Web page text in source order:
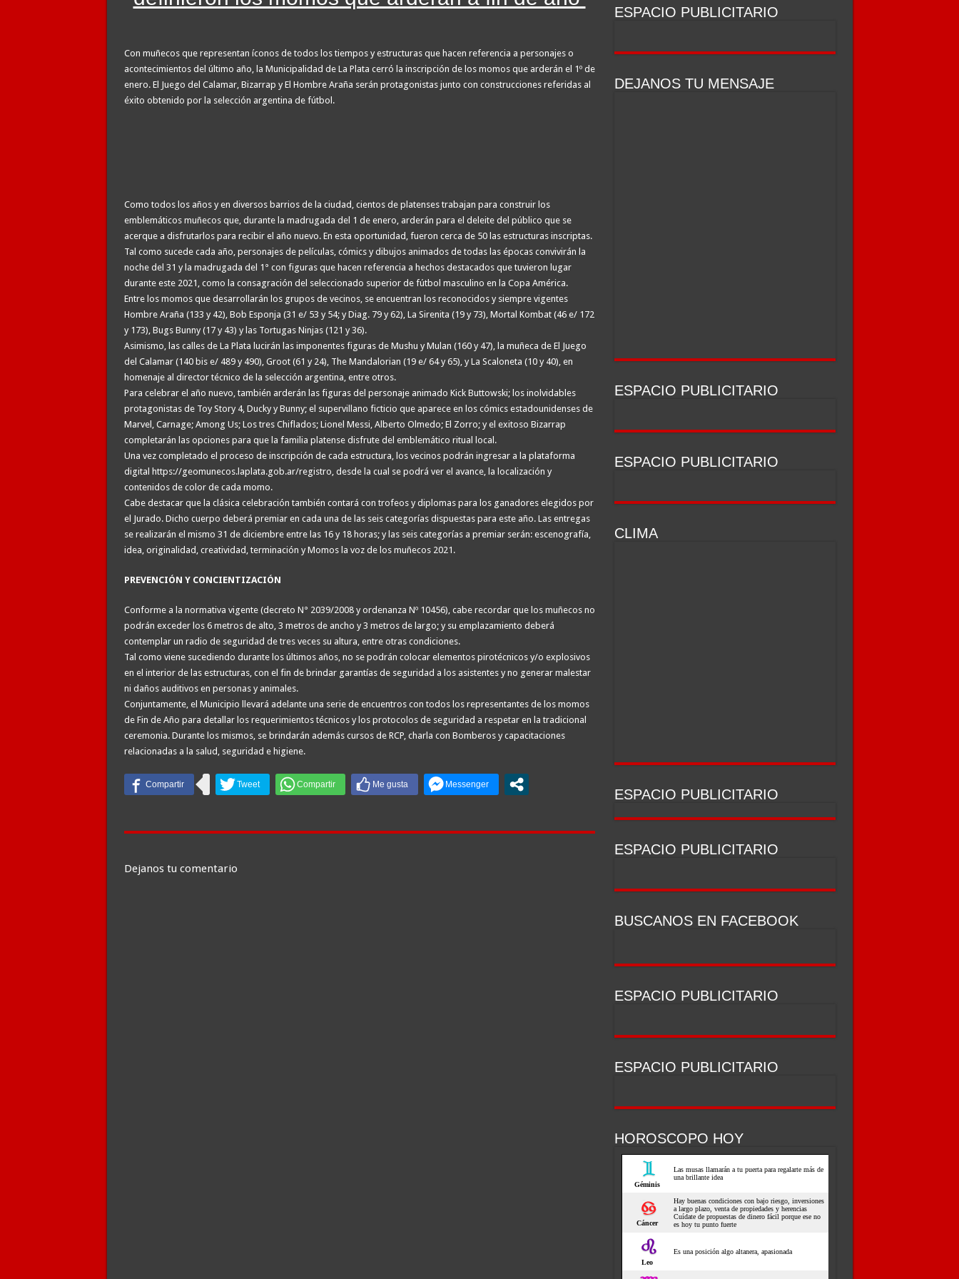
Con muñecos que representan íconos de todos los tiempos y estructuras que hacen referencia a personajes o
acontecimientos del último año, la Municipalidad de La Plata cerró la inscripción de los momos que arderán el 1º de
enero. El Juego del Calamar, Bizarrap y El Hombre Araña serán protagonistas junto con construcciones referidas al
éxito obtenido por la selección argentina de fútbol.
Como todos los años y en diversos barrios de la ciudad, cientos de platenses trabajan para construir los
emblemáticos muñecos que, durante la madrugada del 1 de enero, arderán para el deleite del público que se
acerque a disfrutarlos para recibir el año nuevo. En esta oportunidad, fueron cerca de 50 las estructuras inscriptas.
Tal como sucede cada año, personajes de películas, cómics y dibujos animados de todas las épocas convivirán la
noche del 31 y la madrugada del 1° con figuras que hacen referencia a hechos destacados que tuvieron lugar
durante este 2021, como la consagración del seleccionado superior de fútbol masculino en la Copa América.
Entre los momos que desarrollarán los grupos de vecinos, se encuentran los reconocidos y siempre vigentes
Hombre Araña (133 y 42), Bob Esponja (31 e/ 53 y 54; y Diag. 79 y 62), La Sirenita (19 y 73), Mortal Kombat (46 e/ 172
y 173), Bugs Bunny (17 y 43) y las Tortugas Ninjas (121 y 36).
Asimismo, las calles de La Plata lucirán las imponentes figuras de Mushu y Mulan (160 y 47), la muñeca de El Juego
del Calamar (140 bis e/ 489 y 490), Groot (61 y 24), The Mandalorian (19 e/ 64 y 65), y La Scaloneta (10 y 40), en
homenaje al director técnico de la selección argentina, entre otros.
Para celebrar el año nuevo, también arderán las figuras del personaje animado Kick Buttowski; los inolvidables
protagonistas de Toy Story 4, Ducky y Bunny; el supervillano ficticio que aparece en los cómics estadounidenses de
Marvel, Carnage; Among Us; Los tres Chiflados; Lionel Messi, Alberto Olmedo; El Zorro; y el exitoso Bizarrap
completarán las opciones para que la familia platense disfrute del emblemático ritual local.
Una vez completado el proceso de inscripción de cada estructura, los vecinos podrán ingresar a la plataforma
digital https://geomunecos.laplata.gob.ar/registro, desde la cual se podrá ver el avance, la localización y
contenidos de color de cada momo.
Cabe destacar que la clásica celebración también contará con trofeos y diplomas para los ganadores elegidos por
el Jurado. Dicho cuerpo deberá premiar en cada una de las seis categorías dispuestas para este año. Las entregas
se realizarán el mismo 31 de diciembre entre las 16 y 18 horas; y las seis categorías a premiar serán: escenografía,
idea, originalidad, creatividad, terminación y Momos la voz de los muñecos 2021.
PREVENCIÓN Y CONCIENTIZACIÓN
Conforme a la normativa vigente (decreto N° 2039/2008 y ordenanza Nº 10456), cabe recordar que los muñecos no
podrán exceder los 6 metros de alto, 3 metros de ancho y 3 metros de largo; y su emplazamiento deberá
contemplar un radio de seguridad de tres veces su altura, entre otras condiciones.
Tal como viene sucediendo durante los últimos años, no se podrán colocar elementos pirotécnicos y/o explosivos
en el interior de las estructuras, con el fin de brindar garantías de seguridad a los asistentes y no generar malestar
ni daños auditivos en personas y animales.
Conjuntamente, el Municipio llevará adelante una serie de encuentros con todos los representantes de los momos
de Fin de Año para detallar los requerimientos técnicos y los protocolos de seguridad a respetar en la tradicional
ceremonia. Durante los mismos, se brindarán además cursos de RCP, charla con Bomberos y capacitaciones
relacionadas a la salud, seguridad e higiene.
Dejanos tu comentario
ESPACIO PUBLICITARIO
DEJANOS TU MENSAJE
ESPACIO PUBLICITARIO
ESPACIO PUBLICITARIO
CLIMA
ESPACIO PUBLICITARIO
ESPACIO PUBLICITARIO
BUSCANOS EN FACEBOOK
ESPACIO PUBLICITARIO
ESPACIO PUBLICITARIO
HOROSCOPO HOY